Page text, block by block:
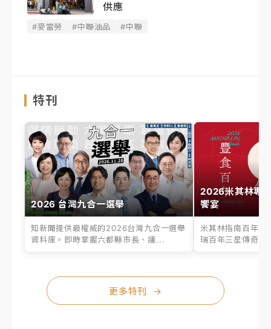
供應
#麥當勞 #中聯油品 #中聯
特刊
2026 台灣九合一選舉
知新聞提供最權威的2026台灣九合一選舉
資料庫。即時掌握六都縣市長、議...
2026米其林專
饗宴
米其林指南百年之
瑞百年三星傳奇、
更多特刊 →